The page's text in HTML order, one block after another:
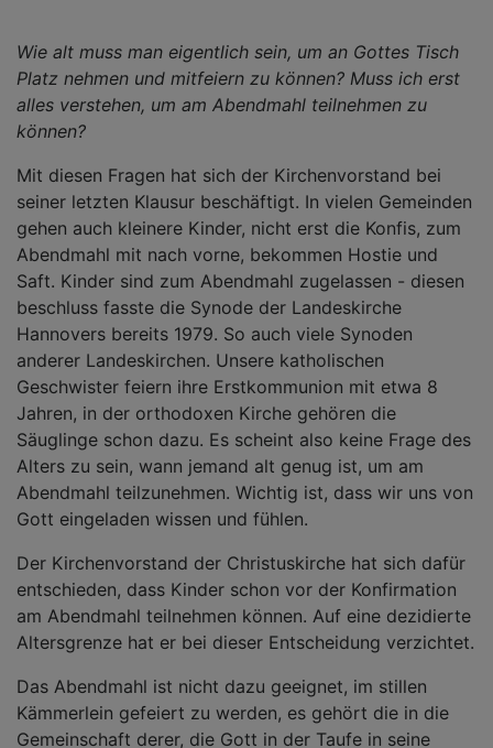
Wie alt muss man eigentlich sein, um an Gottes Tisch
Platz nehmen und mitfeiern zu können? Muss ich erst
alles verstehen, um am Abendmahl teilnehmen zu
können?
Mit diesen Fragen hat sich der Kirchenvorstand bei
seiner letzten Klausur beschäftigt. In vielen Gemeinden
gehen auch kleinere Kinder, nicht erst die Konfis, zum
Abendmahl mit nach vorne, bekommen Hostie und
Saft. Kinder sind zum Abendmahl zugelassen - diesen
beschluss fasste die Synode der Landeskirche
Hannovers bereits 1979. So auch viele Synoden
anderer Landeskirchen. Unsere katholischen
Geschwister feiern ihre Erstkommunion mit etwa 8
Jahren, in der orthodoxen Kirche gehören die
Säuglinge schon dazu. Es scheint also keine Frage des
Alters zu sein, wann jemand alt genug ist, um am
Abendmahl teilzunehmen. Wichtig ist, dass wir uns von
Gott eingeladen wissen und fühlen.
Der Kirchenvorstand der Christuskirche hat sich dafür
entschieden, dass Kinder schon vor der Konfirmation
am Abendmahl teilnehmen können. Auf eine dezidierte
Altersgrenze hat er bei dieser Entscheidung verzichtet.
Das Abendmahl ist nicht dazu geeignet, im stillen
Kämmerlein gefeiert zu werden, es gehört die in die
Gemeinschaft derer, die Gott in der Taufe in seine